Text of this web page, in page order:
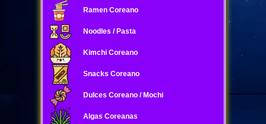
Ramen Coreano
Noodles / Pasta
Kimchi Coreano
Snacks Coreano
Dulces Coreano / Mochi
Algas Coreanas